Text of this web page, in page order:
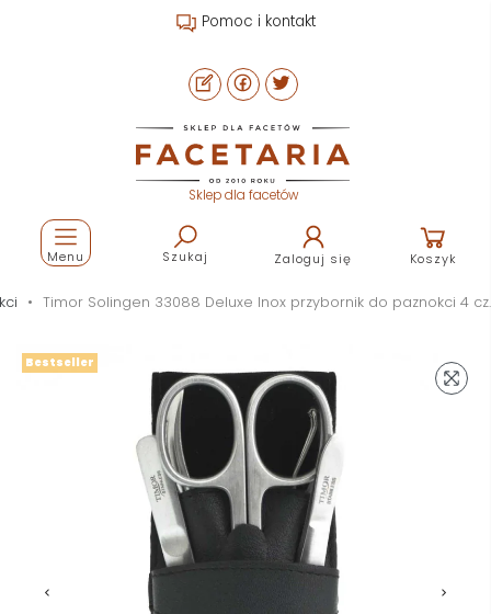
Pomoc i kontakt
Sklep dla facetów
Szukaj Zaloguj się Koszyk
Menu
Timor Solingen 33088 Deluxe Inox przybornik do paznokci 4 cz.
Bestseller